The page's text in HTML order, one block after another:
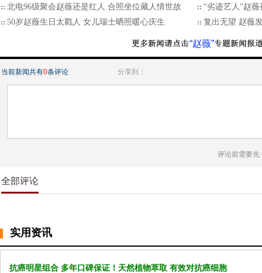
北电96级聚会赵薇还是红人 合照坐位藏人情世故
“劣迹艺人”赵
50岁赵薇生日太戳人 女儿瑞士晒照暖心庆生
复出无望 赵薇
“赵薇”
当前新闻共有0条评论 分享到：
评论前需要先
全部评论
实用资讯
抗癌明星组合 多年口碑保证！天然植物萃取 有效对抗癌细胞